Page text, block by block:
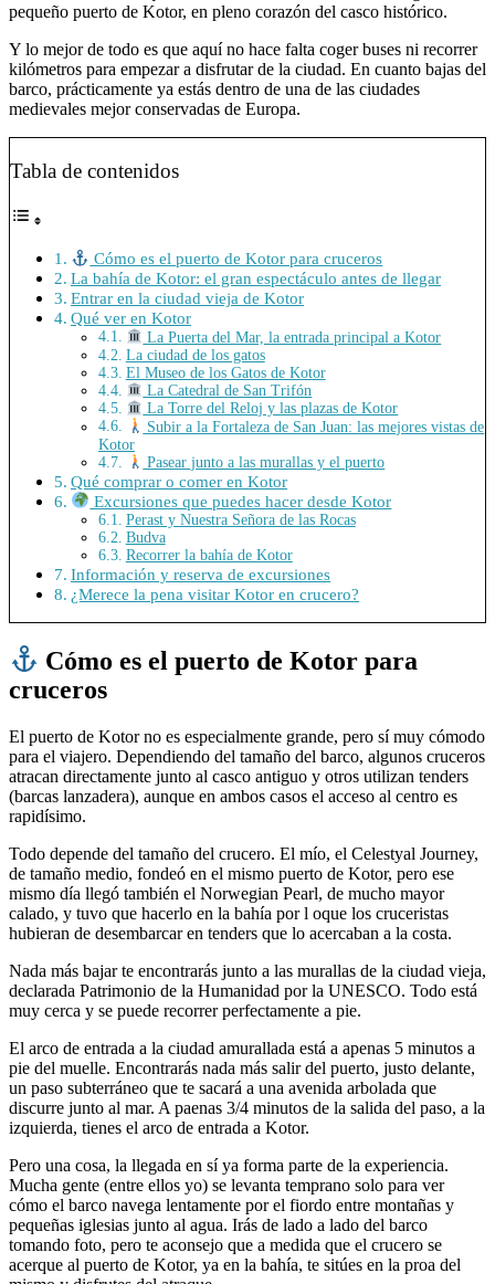
pequeño puerto de Kotor, en pleno corazón del casco histórico.
Y lo mejor de todo es que aquí no hace falta coger buses ni recorrer
kilómetros para empezar a disfrutar de la ciudad. En cuanto bajas del
barco, prácticamente ya estás dentro de una de las ciudades
medievales mejor conservadas de Europa.
Tabla de contenidos
Cómo es el puerto de Kotor para cruceros
La bahía de Kotor: el gran espectáculo antes de llegar
Entrar en la ciudad vieja de Kotor
Qué ver en Kotor
La Puerta del Mar, la entrada principal a Kotor
La ciudad de los gatos
El Museo de los Gatos de Kotor
La Catedral de San Trifón
La Torre del Reloj y las plazas de Kotor
Subir a la Fortaleza de San Juan: las mejores vistas de
Kotor
Pasear junto a las murallas y el puerto
Qué comprar o comer en Kotor
Excursiones que puedes hacer desde Kotor
Perast y Nuestra Señora de las Rocas
Budva
Recorrer la bahía de Kotor
Información y reserva de excursiones
¿Merece la pena visitar Kotor en crucero?
Cómo es el puerto de Kotor para
cruceros
El puerto de Kotor no es especialmente grande, pero sí muy cómodo
para el viajero. Dependiendo del tamaño del barco, algunos cruceros
atracan directamente junto al casco antiguo y otros utilizan tenders
(barcas lanzadera), aunque en ambos casos el acceso al centro es
rapidísimo.
Todo depende del tamaño del crucero. El mío, el Celestyal Journey,
de tamaño medio, fondeó en el mismo puerto de Kotor, pero ese
mismo día llegó también el Norwegian Pearl, de mucho mayor
calado, y tuvo que hacerlo en la bahía por l oque los cruceristas
hubieran de desembarcar en tenders que lo acercaban a la costa.
Nada más bajar te encontrarás junto a las murallas de la ciudad vieja,
declarada Patrimonio de la Humanidad por la UNESCO. Todo está
muy cerca y se puede recorrer perfectamente a pie.
El arco de entrada a la ciudad amurallada está a apenas 5 minutos a
pie del muelle. Encontrarás nada más salir del puerto, justo delante,
un paso subterráneo que te sacará a una avenida arbolada que
discurre junto al mar. A paenas 3/4 minutos de la salida del paso, a la
izquierda, tienes el arco de entrada a Kotor.
Pero una cosa, la llegada en sí ya forma parte de la experiencia.
Mucha gente (entre ellos yo) se levanta temprano solo para ver
cómo el barco navega lentamente por el fiordo entre montañas y
pequeñas iglesias junto al agua. Irás de lado a lado del barco
tomando foto, pero te aconsejo que a medida que el crucero se
acerque al puerto de Kotor, ya en la bahía, te sitúes en la proa del